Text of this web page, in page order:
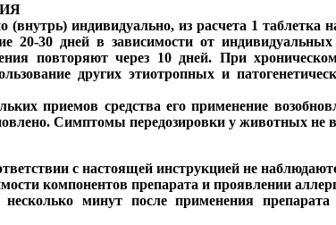
(внутрь) индивидуально, из расчета 1
20-30 дней в зависимости от
повторяют через 10 дней. При
других этиотропных и
приемов средства его применение
Симптомы передозировки у животных не
с настоящей инструкцией не
компонентов препарата и проявлении
минут после применения